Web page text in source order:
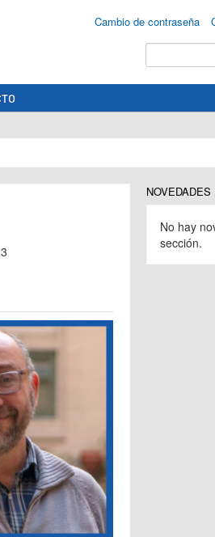
Cambio de contraseña
NOVEDADES
No hay
sección.